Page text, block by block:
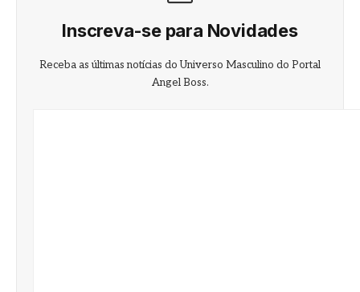
Inscreva-se para Novidades
Receba as últimas notícias do Universo Masculino do Portal
Angel Boss.